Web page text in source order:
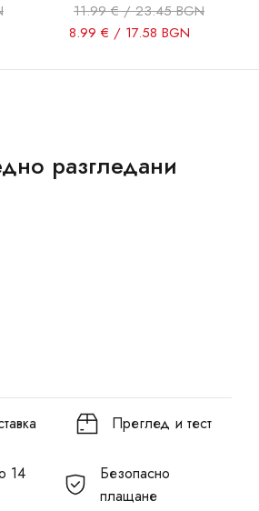
11.99 € / 23.45 BGN
8.99 € / 17.58 BGN
разгледани
Преглед и тест
14
Безопасно
плащане